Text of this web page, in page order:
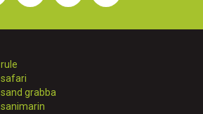
rule
safari
sand grabba
sanimarin